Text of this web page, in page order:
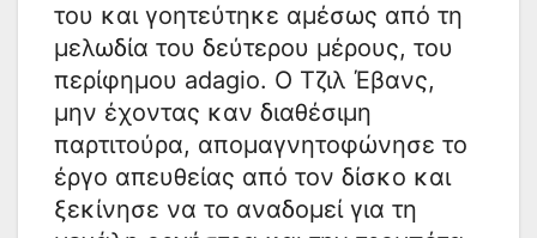
του και γοητεύτηκε αμέσως από τη
μελωδία του δεύτερου μέρους, του
περίφημου adagio. Ο Τζιλ Έβανς,
μην έχοντας καν διαθέσιμη
παρτιτούρα, απομαγνητοφώνησε το
έργο απευθείας από τον δίσκο και
ξεκίνησε να το αναδομεί για τη